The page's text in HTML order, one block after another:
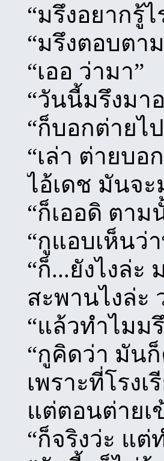
“มรึงอยากรู้
“มรึงตอบตา
“เออ ว่ามา”
“วันนี้มรึงมา
“ก็บอกต่ายไ
“เล่า ต่ายบอ
ไอ้เดช มันจ
“ก็เออดิ ตาม
“กูแอบเห็นว่
“ก็...ยังไงล่ะ
สะพานไงล่ะ
“แล้วทำไมม
“กูคิดว่า มัน
เพราะที่โรง
แต่ตอนต่ายเ
“ก็จริงว่ะ แต่